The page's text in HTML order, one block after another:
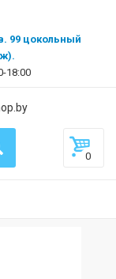
99 цокольный
18:00
0